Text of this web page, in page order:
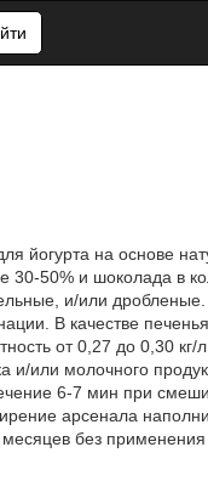
йогурта на основе
30-50% и шоколада в
и/или дробленые.
В качестве
от 0,27 до 0,30 кг/
или молочного
6-7 мин при
арсенала
без